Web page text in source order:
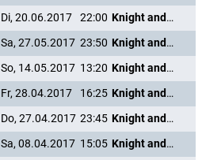
Di, 20.06.2017 22:00
Knight and Day
Sa, 27.05.2017 23:50
Knight and Day
So, 14.05.2017 13:20
Knight and Day
Fr, 28.04.2017 16:25
Knight and Day
Do, 27.04.2017 23:45
Knight and Day
Sa, 08.04.2017 15:05
Knight and Day